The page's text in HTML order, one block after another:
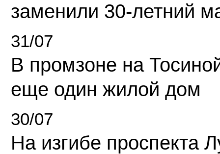
заменили 30-летний
31/07
В промзоне на
еще один жилой дом
30/07
На изгибе проспекта